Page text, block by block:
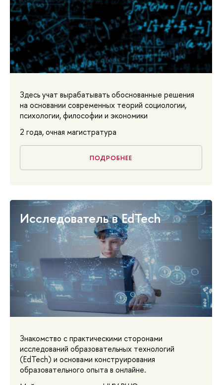
Здесь учат вырабатывать обоснованные решения
на основании современных теорий социологии,
психологии, философии и экономики
2 года, очная магистратура
ПОДРОБНЕЕ
Исследователь в EdTech
Знакомство с практическими сторонами
исследований образовательных технологий
(EdTech) и основами конструирования
образовательного опыта в онлайне.